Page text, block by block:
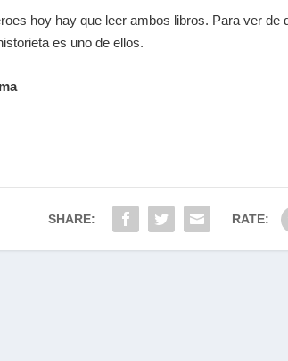
hoy hay que leer ambos libros. Para ver
es uno de ellos.
SHARE: RATE: